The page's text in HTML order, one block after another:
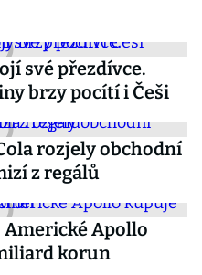
své přezdívce.
brzy pocítí i Češi
rozjely obchodní
z regálů
Apollo
korun